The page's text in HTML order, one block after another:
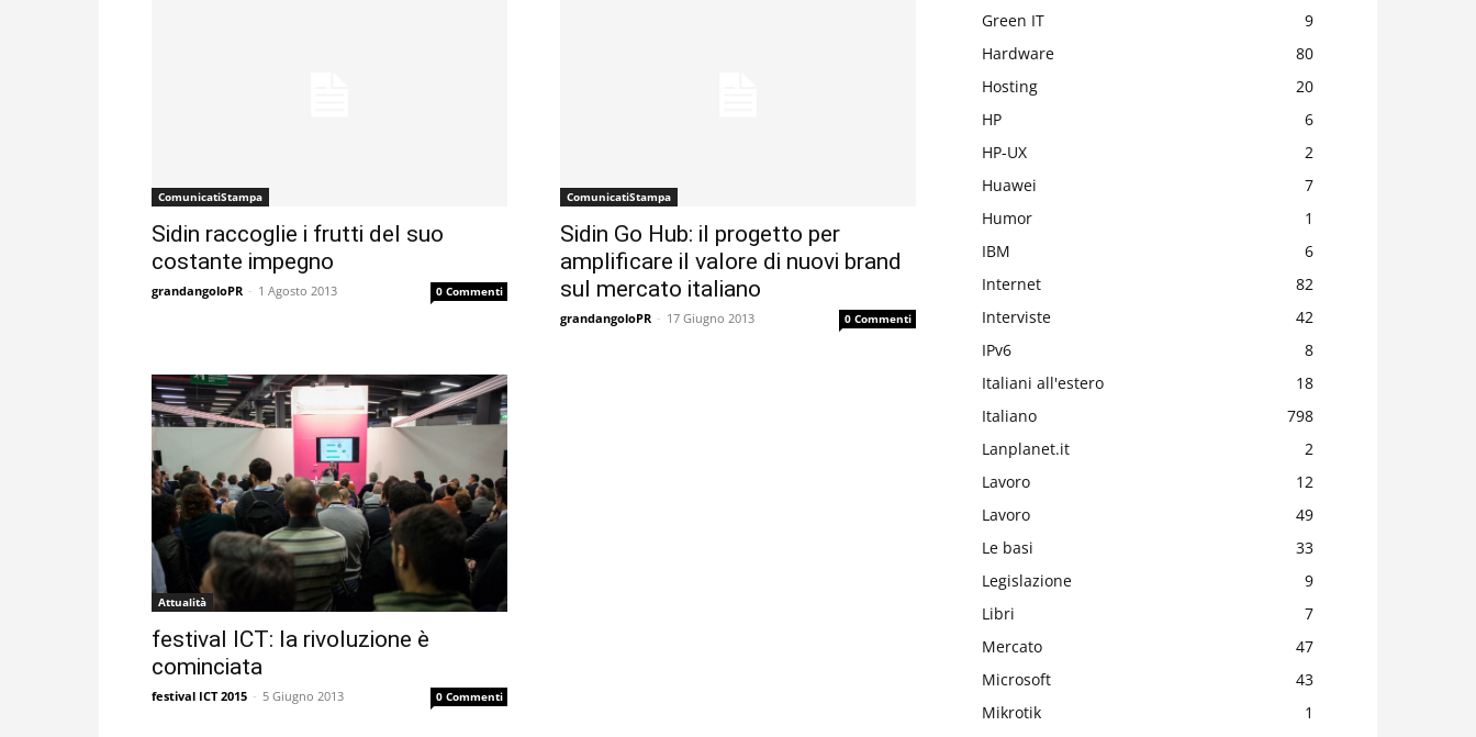
ComunicatiStampa
Sidin raccoglie i frutti del suo
costante impegno
grandangoloPR - 1 Agosto 2013 0 Commenti
ComunicatiStampa
Sidin Go Hub: il progetto per
amplificare il valore di nuovi brand
sul mercato italiano
grandangoloPR - 17 Giugno 2013 0 Commenti
Attualità
festival ICT: la rivoluzione è
cominciata
festival ICT 2015 - 5 Giugno 2013 0 Commenti
Green IT
9
Hardware
80
Hosting
20
HP
6
HP-UX
2
Huawei
7
Humor
1
IBM
6
Internet
82
Interviste
42
IPv6
8
Italiani all'estero
18
Italiano
798
Lanplanet.it
2
Lavoro
12
Lavoro
49
Le basi
33
Legislazione
9
Libri
7
Mercato
47
Microsoft
43
Mikrotik
1